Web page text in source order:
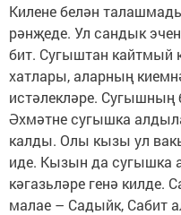
Килене белән
рәнҗеде. Ул сандык
бит. Сугыштан кайтмый
хатлары, аларның
истәлекләре. Сугышның
Әхмәтне сугышка
калды. Олы кызы ул
иде. Кызын да сугышка
кәгазьләре генә килде.
малае – Садыйк, Сабит